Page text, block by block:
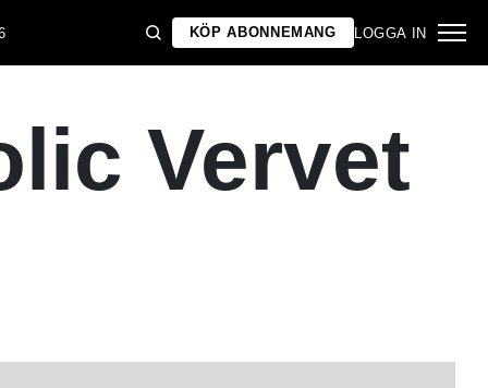
KÖP ABONNEMANG LOGGA IN
Vervet